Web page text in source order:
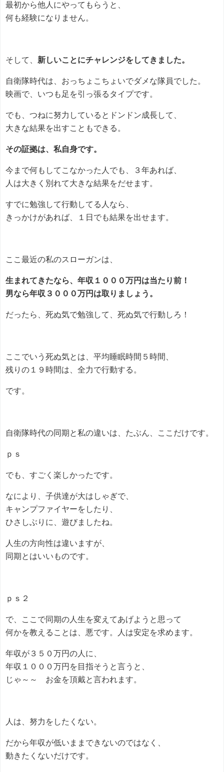
最初から他人にやってもらうと、
何も経験になりません。
そして、 新しいことにチャレンジをしてきました。
自衛隊時代は、おっちょこちょいでダメな隊員でした。
映画で、いつも足を引っ張るタイプです。
でも、つねに努力しているとドンドン成長して、
大きな結果を出すこともできる。
その証拠は、私自身です。
今まで何もしてこなかった人でも、３年あれば、
人は大きく別れて大きな結果をだせます。
すでに勉強して行動してる人なら、
きっかけがあれば、１日でも結果を出せます。
ここ最近の私のスローガンは、
生まれてきたなら、年収１０００万円は当たり前！
男なら年収３０００万円は取りましょう。
だったら、死ぬ気で勉強して、死ぬ気で行動しろ！
ここでいう死ぬ気とは、平均睡眠時間５時間、
残りの１９時間は、全力で行動する。
です。
自衛隊時代の同期と私の違いは、たぶん、ここだけです。
ｐｓ
でも、すごく楽しかったです。
なにより、子供達が大はしゃぎで、
キャンプファイヤーをしたり、
ひさしぶりに、遊びましたね。
人生の方向性は違いますが、
同期とはいいものです。
ｐｓ２
で、ここで同期の人生を変えてあげようと思って
何かを教えることは、悪です。人は安定を求めます。
年収が３５０万円の人に、
年収１０００万円を目指そうと言うと、
じゃ～～ お金を頂戴と言われます。
人は、努力をしたくない。
だから年収が低いままできないのではなく、
動きたくないだけです。